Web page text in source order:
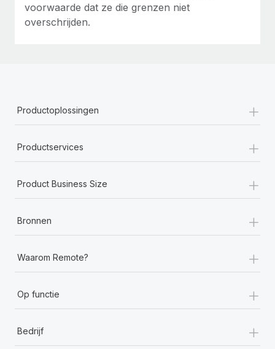
voorwaarde dat ze die grenzen niet
overschrijden.
Productoplossingen +
Productservices +
Product Business Size +
Bronnen +
Waarom Remote? +
Op functie +
Bedrijf +